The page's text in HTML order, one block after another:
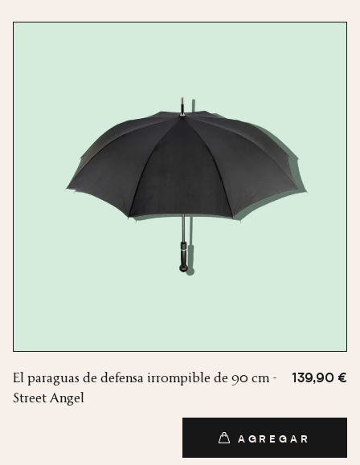
El paraguas de defensa irrompible de 90 cm -
Street Angel
139,90 €
AGREGAR